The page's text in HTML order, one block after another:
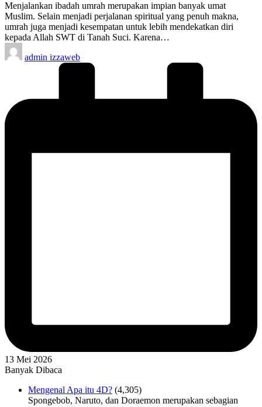
Menjalankan ibadah umrah merupakan impian banyak umat
Muslim. Selain menjadi perjalanan spiritual yang penuh makna,
umrah juga menjadi kesempatan untuk lebih mendekatkan diri
kepada Allah SWT di Tanah Suci. Karena…
Posted
by
admin izzaweb
13 Mei 2026
Banyak Dibaca
Mengenal Apa itu 4D? (4,305)
Spongebob, Naruto, dan Doraemon merupakan sebagian